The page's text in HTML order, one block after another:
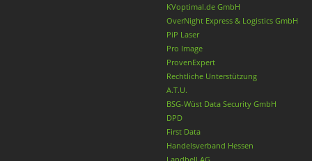
KVoptimal.de GmbH
OverNight Express & Logistics GmbH
PiP Laser
Pro Image
ProvenExpert
Rechtliche Unterstützung
A.T.U.
BSG-Wüst Data Security GmbH
DPD
First Data
Handelsverband Hessen